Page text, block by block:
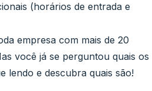
(horários de entrada e
empresa com mais de 20
você já se perguntou quais os
lendo e descubra quais são!